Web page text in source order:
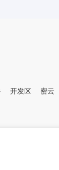
开发区 密云